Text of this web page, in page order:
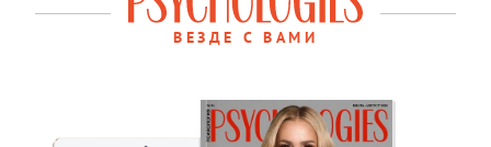
ВЕЗДЕ С ВАМИ